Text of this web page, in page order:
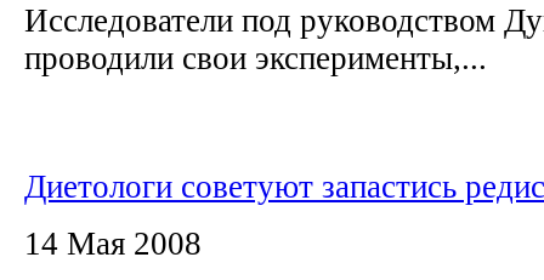
Исследователи под руководством
проводили свои эксперименты,...
Диетологи советуют запастись
14 Мая 2008